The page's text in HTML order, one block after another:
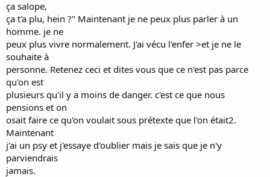
ça salope,
ça t'a plu, hein ?" Maintenant je ne peux plus parler à un
homme. je ne
peux plus vivre normalement. J'ai vécu l'enfer >et je ne le
souhaite à
personne. Retenez ceci et dites vous que ce n'est pas parce
qu'on est
plusieurs qu'il y a moins de danger. c'est ce que nous
pensions et on
osait faire ce qu'on voulait sous prétexte que l'on était2.
Maintenant
j'ai un psy et j'essaye d'oublier mais je sais que je n'y
parviendrais
jamais.